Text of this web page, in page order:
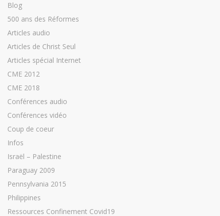
Blog
500 ans des Réformes
Articles audio
Articles de Christ Seul
Articles spécial Internet
CME 2012
CME 2018
Conférences audio
Conférences vidéo
Coup de coeur
Infos
Israël – Palestine
Paraguay 2009
Pennsylvania 2015
Philippines
Ressources Confinement Covid19